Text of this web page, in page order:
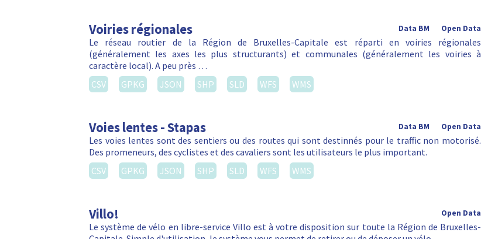
Voiries régionales Open Data
Data BM
Le réseau routier de la Région de Bruxelles-Capitale est réparti en voiries régionales
(généralement les axes les plus structurants) et communales (généralement les voiries à
caractère local). A peu près …
CSV
GPKG JSON SHP SLD WFS WMS
Voies lentes - Stapas Open Data
Data BM
Les voies lentes sont des sentiers ou des routes qui sont destinnés pour le traffic non motorisé.
Des promeneurs, des cyclistes et des cavaliers sont les utilisateurs le plus important.
CSV
GPKG JSON SHP SLD WFS WMS
Villo! Open Data
Le système de vélo en libre-service Villo est à votre disposition sur toute la Région de Bruxelles-